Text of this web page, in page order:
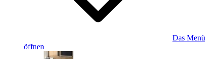
Das Menü
öffnen